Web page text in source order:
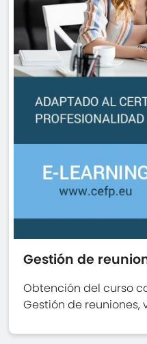
Gestión de
Obtención del curso
Gestión de reuniones,